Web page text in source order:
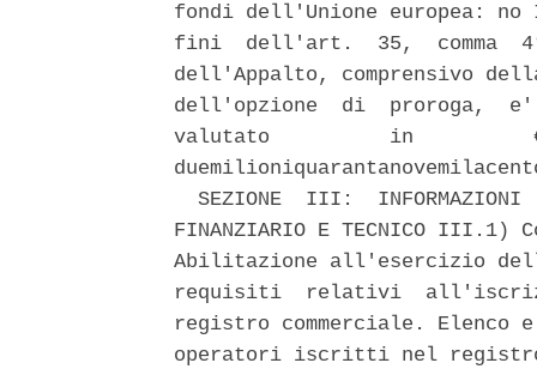
fondi dell'Unione europea:
fini  dell'art.  35,  comma
dell'Appalto, comprensivo
dell'opzione  di  proroga,  e'
valutato          in          €
SEZIONE  III:  INFORMAZIONI
FINANZIARIO E TECNICO
Abilitazione all'esercizio
requisiti  relativi
registro commerciale.
operatori iscritti nel registro